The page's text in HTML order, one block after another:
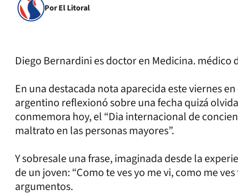
Por El Litoral
Diego Bernardini es doctor en Medicina.
En una destacada nota aparecida este viernes
argentino reflexionó sobre una fecha quizá
conmemora hoy, el “Dia internacional de
maltrato en las personas mayores”.
Y sobresale una frase, imaginada desde la
de un joven: “Como te ves yo me vi, como me
argumentos.